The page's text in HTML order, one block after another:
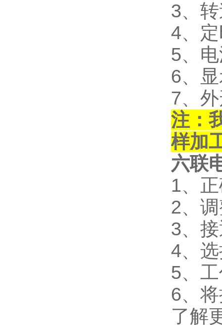
3、
4、
5、
6、
7、
注：
样加
六联
1、
2、
3、
4、
5、
6、
了解